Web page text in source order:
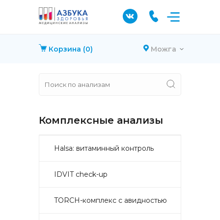
Корзина (0) Можга
Комплексные анализы
Halsa: витаминный контроль
IDVIT check-up
TORCH-комплекс с авидностью